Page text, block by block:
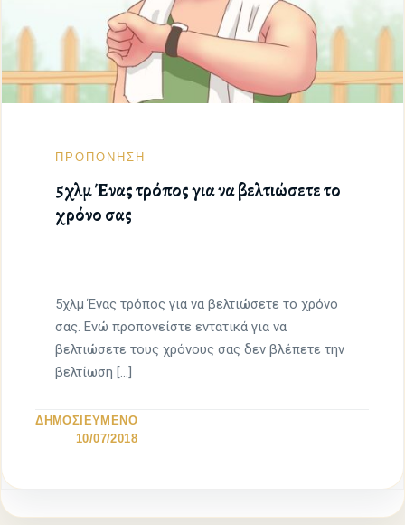
ΠΡΟΠΟΝΗΣΗ
5χλμ Ένας τρόπος για να βελτιώσετε το
χρόνο σας
5χλμ Ένας τρόπος για να βελτιώσετε το χρόνο
σας. Ενώ προπονείστε εντατικά για να
βελτιώσετε τους χρόνους σας δεν βλέπετε την
βελτίωση […]
ΔΗΜΟΣΙΕΥΜΕΝΟ
10/07/2018